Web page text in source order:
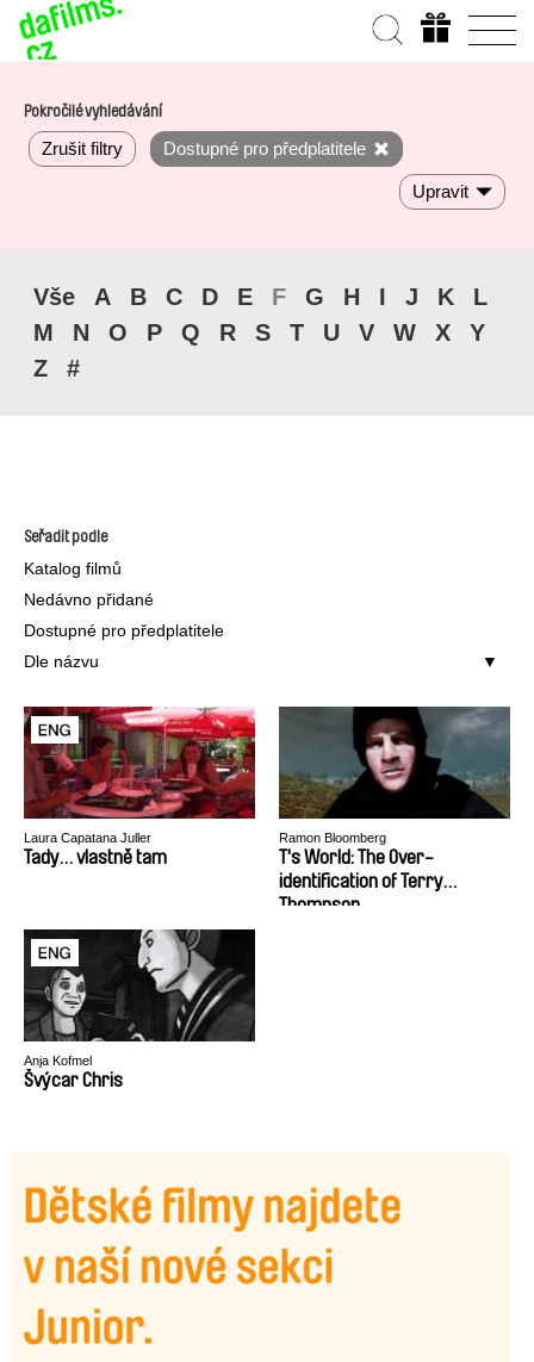
Pokročilé vyhledávání
Zrušit filtry Dostupné pro předplatitele
Upravit
Vše A B C D E F G H I J K
L
M
N O P Q R S T U V W X
Y
Z
#
Seřadit podle
Katalog filmů
Nedávno přidané
Dostupné pro předplatitele
Dle názvu
Laura Capatana Juller
Tady… vlastně tam
Ramon Bloomberg
T's World: The Over-
identification of Terry
Thompson
Anja Kofmel
Švýcar Chris